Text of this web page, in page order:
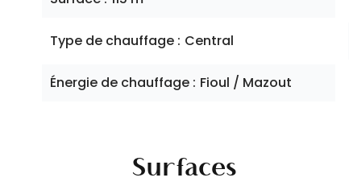
Type de chauffage Central
Énergie de chauffage Fioul / Mazout
Surfaces